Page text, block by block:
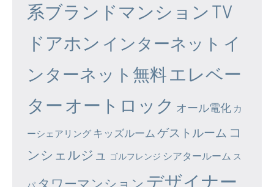
系ブランドマンション TV
ドアホン インターネット イ
ンターネット無料エレベー
ター オートロック オール電化 カ
ーシェアリング キッズルーム ゲストルーム コ
ンシェルジュ
ゴルフレンジ シアタールーム ス
タワーマンション デザイナー